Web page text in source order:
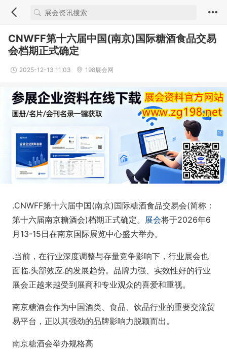
CNWFF第十六届中国(南京)国际糖酒食品交易
会档期正式确定
2025-12-13 11:03 198展会网
.CNWFF第十六届中国(南京)国际糖酒食品交易会(简称：
第十六届南京糖酒会)档期正式确定。 展会将于2026年6
月13-15日在南京国际展览中心盛大举办。
.当前，在行业深度调整与存量竞争影响下，行业展会也
面临.头部效应.的发展趋势。品牌力强、实效性好的行业
展会正越来越受到展商和专业观众的喜爱和重视。
南京糖酒会作为中国酒类、食品、饮品行业的重要交流贸
易平台，正以其强劲的品牌影响力脱颖而出。
南京糖酒会举办规格高